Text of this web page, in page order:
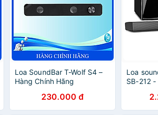
Loa SoundBar T-Wolf S4 –
Hàng Chính Hãng
230.000 đ
Loa
SB-212